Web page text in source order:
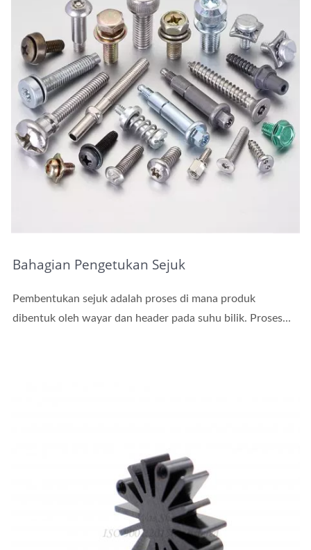
Bahagian Pengetukan Sejuk
Pembentukan sejuk adalah proses di mana produk
dibentuk oleh wayar dan header pada suhu bilik. Proses...